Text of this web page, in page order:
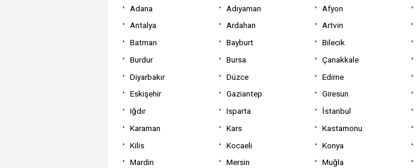
Adana Adıyaman Afyon
Antalya
Ardahan Artvin
Batman
Bayburt Bilecik
Burdur
Bursa Çanakkale
Diyarbakır
Düzce Edirne
Eskişehir
Gaziantep Giresun
Iğdır
Isparta İstanbul
Karaman
Kars Kastamonu
Kilis
Kocaeli Konya
Mardin
Mersin Muğla